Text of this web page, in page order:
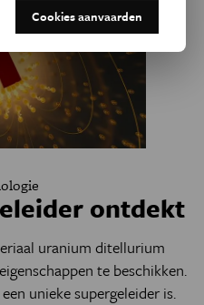
ontdekt
uranium ditellurium
te beschikken.
unieke supergeleider is.
Cookies aanvaarden